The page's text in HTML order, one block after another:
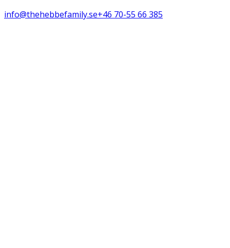
info@thehebbefamily.se+46 70-55 66 385